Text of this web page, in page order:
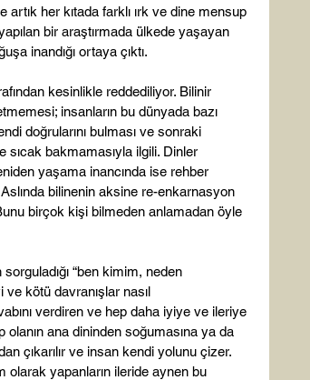
her kıtada farklı ırk ve dine mensup
bir araştırmada ülkede yaşayan
inandığı ortaya çıktı.
kesinlikle reddediliyor. Bilinir
insanların bu dünyada bazı
doğrularını bulması ve sonraki
sıcak bakmamasıyla ilgili. Dinler
yaşama inancında ise rehber
bilinenin aksine re-enkarnasyon
birçok kişi bilmeden anlamadan öyle
“ben kimim, neden
kötü davranışlar nasıl
verdiren ve hep daha iyiye ve ileriye
ana dininden soğumasına ya da
çıkarılır ve insan kendi yolunu çizer.
yapanların ileride aynen bu